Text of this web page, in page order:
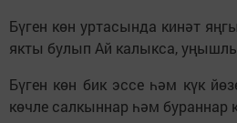
Бүген көн уртасында кинәт
якты булып Ай калыкса,
Бүген көн бик эссе һәм күк
көчле салкыннар һәм бураннар